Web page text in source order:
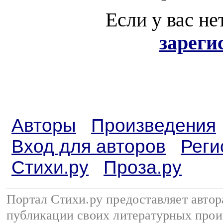
Если у вас
Авторы
Произведения
Вход для авторов
Стихи.ру
Проза.ру
Портал Стихи.ру предоставляет
публикации своих литературных